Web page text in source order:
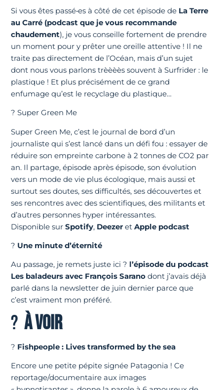
Si vous êtes passé•es à côté de cet épisode de La Terre
au Carré (podcast que je vous recommande
chaudement), je vous conseille fortement de prendre
un moment pour y prêter une oreille attentive ! Il ne
traite pas directement de l’Océan, mais d’un sujet
dont nous vous parlons trèèèès souvent à Surfrider : le
plastique ! Et plus précisément de ce grand
enfumage qu’est le recyclage du plastique…
? Super Green Me
Super Green Me, c’est le journal de bord d’un
journaliste qui s’est lancé dans un défi fou : essayer de
réduire son empreinte carbone à 2 tonnes de CO2 par
an. Il partage, épisode après épisode, son évolution
vers un mode de vie plus écologique, mais aussi et
surtout ses doutes, ses difficultés, ses découvertes et
ses rencontres avec des scientifiques, des militants et
d’autres personnes hyper intéressantes.
Disponible surSpotify, Deezer etApple podcast
? Une minute d’éternité
Au passage, je remets juste ici ? l’épisode du podcast
Les baladeurs avec François Sarano dont j’avais déjà
parlé dans la newsletter de juin dernier parce que
c’est vraiment mon préféré.
?À VOIR
? Fishpeople : Lives transformed by the sea
Encore une petite pépite signée Patagonia ! Ce
reportage/documentaire aux images